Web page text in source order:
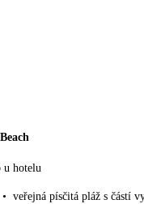
u hotelu
• veřejná písčitá pláž s částí